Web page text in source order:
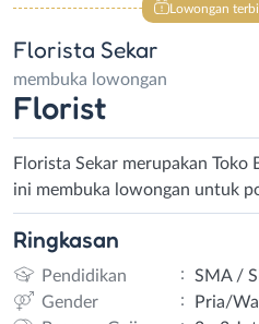
Lowongan
Florista Sekar
membuka lowongan
Florist
Florista Sekar merupakan Toko
ini membuka lowongan untuk
Ringkasan
Pendidikan :
SMA /
Gender
:
Pria/